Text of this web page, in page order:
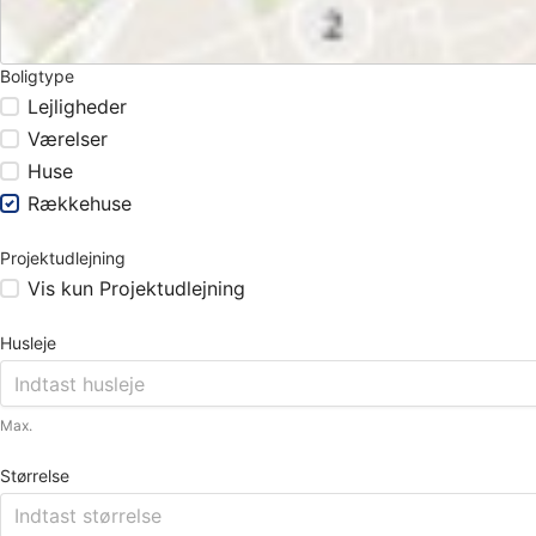
Boligtype
Lejligheder
Værelser
Huse
Rækkehuse
Projektudlejning
Vis kun Projektudlejning
Husleje
Max.
Størrelse